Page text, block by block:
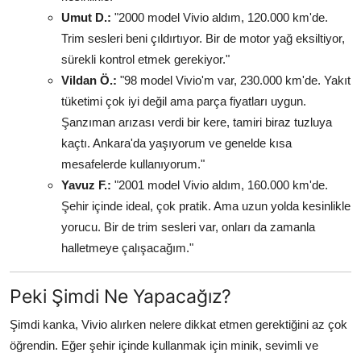
Umut D.: "2000 model Vivio aldım, 120.000 km'de.
Trim sesleri beni çıldırtıyor. Bir de motor yağ eksiltiyor,
sürekli kontrol etmek gerekiyor."
Vildan Ö.: "98 model Vivio'm var, 230.000 km'de. Yakıt
tüketimi çok iyi değil ama parça fiyatları uygun.
Şanzıman arızası verdi bir kere, tamiri biraz tuzluya
kaçtı. Ankara'da yaşıyorum ve genelde kısa
mesafelerde kullanıyorum."
Yavuz F.: "2001 model Vivio aldım, 160.000 km'de.
Şehir içinde ideal, çok pratik. Ama uzun yolda kesinlikle
yorucu. Bir de trim sesleri var, onları da zamanla
halletmeye çalışacağım."
Peki Şimdi Ne Yapacağız?
Şimdi kanka, Vivio alırken nelere dikkat etmen gerektiğini az çok
öğrendin. Eğer şehir içinde kullanmak için minik, sevimli ve